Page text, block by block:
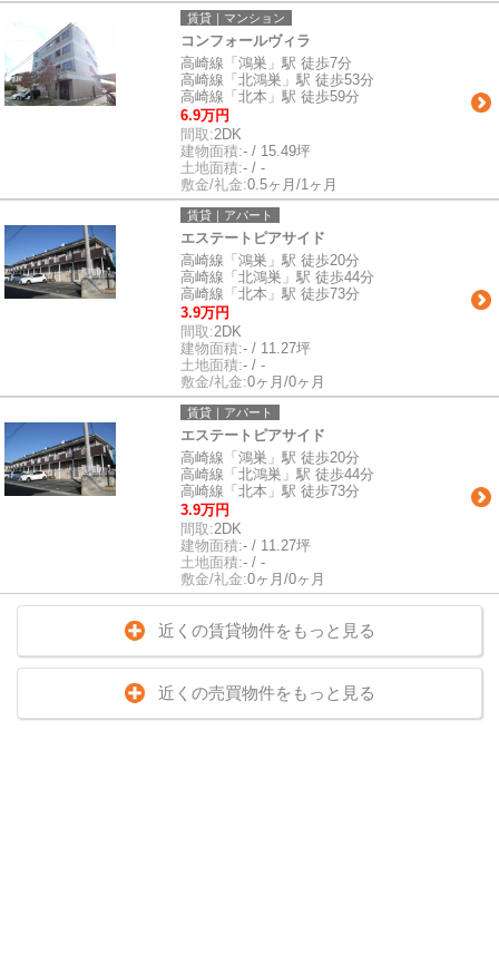
賃貸｜マンション
コンフォールヴィラ
高崎線「鴻巣」駅 徒歩7分
高崎線「北鴻巣」駅 徒歩53分
高崎線「北本」駅 徒歩59分
6.9万円
間取:2DK
建物面積:- / 15.49坪
土地面積:- / -
敷金/礼金:0.5ヶ月/1ヶ月
賃貸｜アパート
エステートピアサイド
高崎線「鴻巣」駅 徒歩20分
高崎線「北鴻巣」駅 徒歩44分
高崎線「北本」駅 徒歩73分
3.9万円
間取:2DK
建物面積:- / 11.27坪
土地面積:- / -
敷金/礼金:0ヶ月/0ヶ月
賃貸｜アパート
エステートピアサイド
高崎線「鴻巣」駅 徒歩20分
高崎線「北鴻巣」駅 徒歩44分
高崎線「北本」駅 徒歩73分
3.9万円
間取:2DK
建物面積:- / 11.27坪
土地面積:- / -
敷金/礼金:0ヶ月/0ヶ月
近くの賃貸物件をもっと見る
近くの売買物件をもっと見る